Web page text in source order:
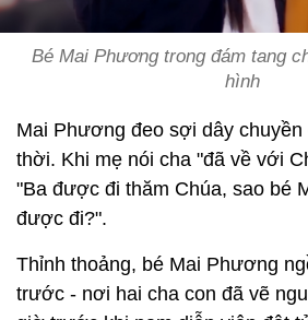
Bé Mai Phương trong đám tang
hình
Mai Phương đeo sợi dây
thời. Khi mẹ nói cha "đã về với
"Ba được đi thăm Chúa, sao bé
được đi?".
Thỉnh thoảng, bé Mai Phương
trước - nơi hai cha con đã vẽ